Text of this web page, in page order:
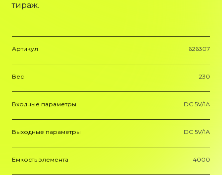
тираж.
Артикул 626307
Вес 230
Входные параметры DC 5V/1A
Выходные параметры DC 5V/1A
Емкость элемента 4000